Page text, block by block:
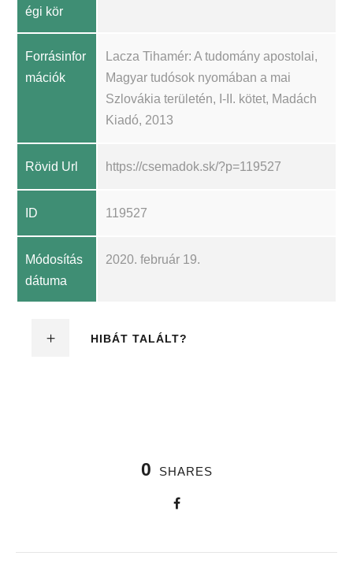
égi kör
Forrásinfor
mációk
Lacza Tihamér: A tudomány apostolai,
Magyar tudósok nyomában a mai
Szlovákia területén, I-II. kötet, Madách
Kiadó, 2013
Rövid Url https://csemadok.sk/?p=119527
ID 119527
Módosítás
dátuma
2020. február 19.
HIBÁT TALÁLT?
0 SHARES